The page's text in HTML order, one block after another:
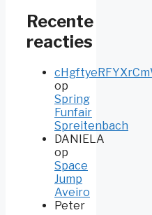
Recente
reacties
op
Spring
Funfair
Spreitenbach
DANIELA
op
Space
Jump
Aveiro
Peter